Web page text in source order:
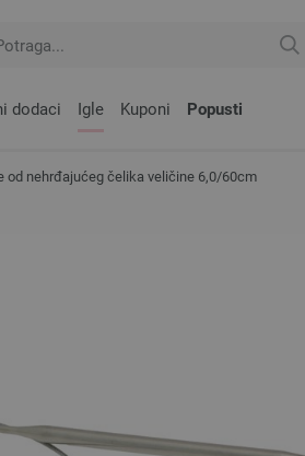
dodaci Igle Kuponi Popusti
od nehrđajućeg čelika veličine 6,0/60cm